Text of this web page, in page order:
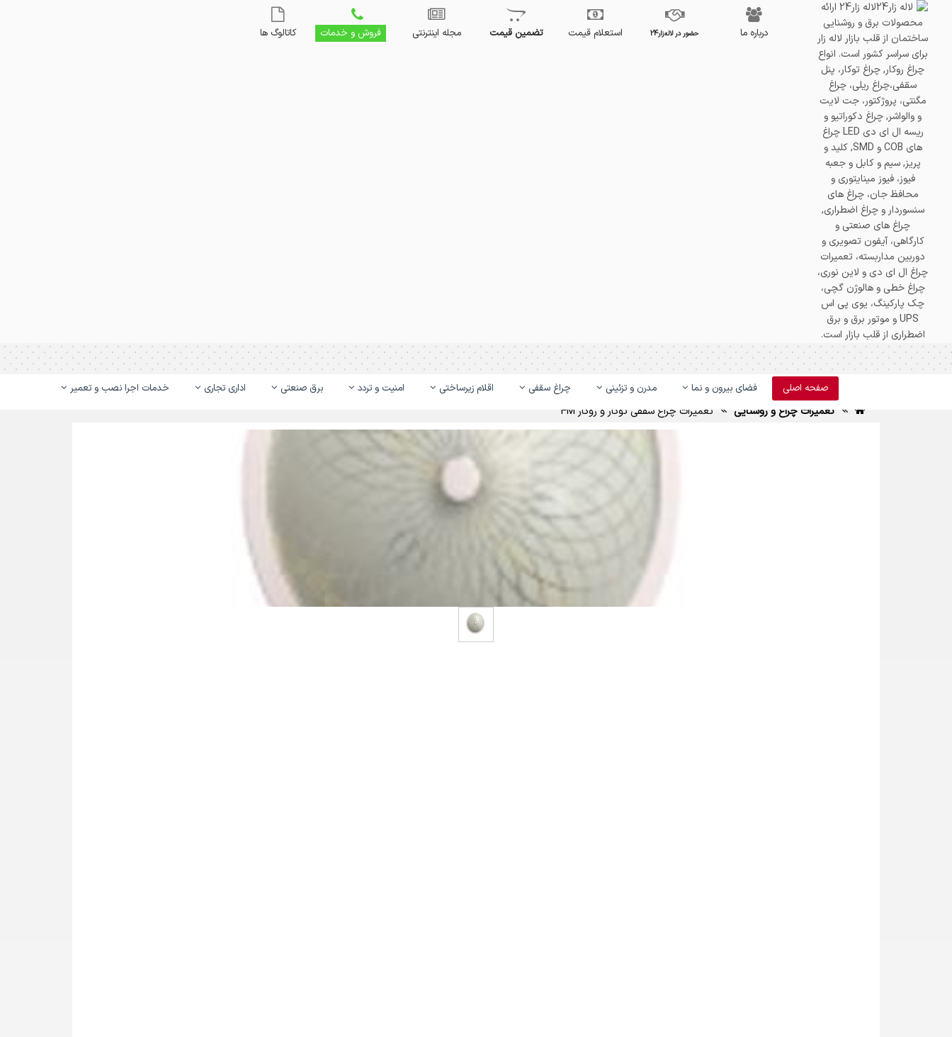
درباره ما حضور در لاله‌زار24 استعلام قیمت تضمین قیمت مجله اینترنتی فروش و خدمات کاتالوگ ها
صفحه اصلی فضای بیرون و نما مدرن و تزئینی چراغ سقفی اقلام زیرساختی امنیت و تردد برق صنعتی اداری تجاری خدمات اجرا نصب و تعمیر
تعمیرات چراغ و روشنایی تعمیرات چراغ سقفی توکار و روکار 4M